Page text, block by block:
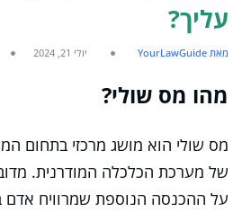
עליך?
מאת YourLawGuide יולי 21, 2024
מהו מס שולי?
מס שולי הוא מושג מרכזי בתחום
של מערכת הכלכלה המודרנית.
על ההכנסה הנוספת שמרוויח אדם